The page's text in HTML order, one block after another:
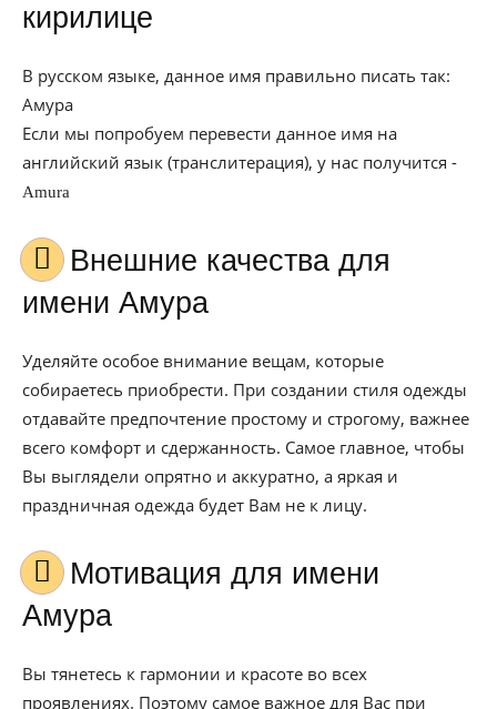
кирилице
В русском языке, данное имя правильно писать так:
Амура
Если мы попробуем перевести данное имя на
английский язык (транслитерация), у нас получится -
Amura
Внешние качества для
имени Амура
Уделяйте особое внимание вещам, которые
собираетесь приобрести. При создании стиля одежды
отдавайте предпочтение простому и строгому, важнее
всего комфорт и сдержанность. Самое главное, чтобы
Вы выглядели опрятно и аккуратно, а яркая и
праздничная одежда будет Вам не к лицу.
Мотивация для имени
Амура
Вы тянетесь к гармонии и красоте во всех
проявлениях. Поэтому самое важное для Вас при